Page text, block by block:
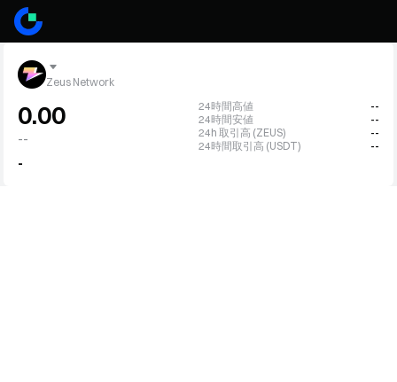
Zeus Network
0.00
--
-
24時間高値
--
24時間安値
--
24h 取引高 (ZEUS)
--
24時間取引高 (USDT)
--